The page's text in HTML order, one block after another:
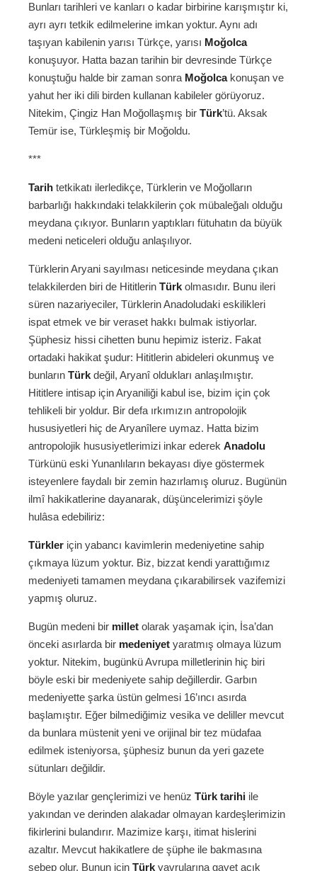
Bunları tarihleri ve kanları o kadar birbirine karışmıştır ki,
ayrı ayrı tetkik edilmelerine imkan yoktur. Aynı adı
taşıyan kabilenin yarısı Türkçe, yarısı Moğolca
konuşuyor. Hatta bazan tarihin bir devresinde Türkçe
konuştuğu halde bir zaman sonra Moğolcakonuşan ve
yahut her iki dili birden kullanan kabileler görüyoruz.
Nitekim, Çingiz Han Moğollaşmış bir Türk’tü. Aksak
Temür ise, Türkleşmiş bir Moğoldu.
***
Tarih tetkikatı ilerledikçe, Türklerin ve Moğolların
barbarlığı hakkındaki telakkilerin çok mübaleğalı olduğu
meydana çıkıyor. Bunların yaptıkları fütuhatın da büyük
medeni neticeleri olduğu anlaşılıyor.
Türklerin Aryani sayılması neticesinde meydana çıkan
telakkilerden biri de Hititlerin Türk olmasıdır. Bunu ileri
süren nazariyeciler, Türklerin Anadoludaki eskilikleri
ispat etmek ve bir veraset hakkı bulmak istiyorlar.
Şüphesiz hissi cihetten bunu hepimiz isteriz. Fakat
ortadaki hakikat şudur: Hititlerin abideleri okunmuş ve
bunların Türk değil, Aryanî oldukları anlaşılmıştır.
Hititlere intisap için Aryaniliği kabul ise, bizim için çok
tehlikeli bir yoldur. Bir defa ırkımızın antropolojik
hususiyetleri hiç de Aryanîlere uymaz. Hatta bizim
antropolojik hususiyetlerimizi inkar ederek Anadolu
Türkünü eski Yunanlıların bekayası diye göstermek
isteyenlere faydalı bir zemin hazırlamış oluruz. Bugünün
ilmî hakikatlerine dayanarak, düşüncelerimizi şöyle
hulâsa edebiliriz:
Türkler için yabancı kavimlerin medeniyetine sahip
çıkmaya lüzum yoktur. Biz, bizzat kendi yarattığımız
medeniyeti tamamen meydana çıkarabilirsek vazifemizi
yapmış oluruz.
Bugün medeni bir millet olarak yaşamak için, İsa’dan
önceki asırlarda bir medeniyet yaratmış olmaya lüzum
yoktur. Nitekim, bugünkü Avrupa milletlerinin hiç biri
böyle eski bir medeniyete sahip değillerdir. Garbın
medeniyette şarka üstün gelmesi 16’ıncı asırda
başlamıştır. Eğer bilmediğimiz vesika ve deliller mevcut
da bunlara müstenit yeni ve orijinal bir tez müdafaa
edilmek isteniyorsa, şüphesiz bunun da yeri gazete
sütunları değildir.
Böyle yazılar gençlerimizi ve henüz Türk tarihi ile
yakından ve derinden alakadar olmayan kardeşlerimizin
fikirlerini bulandırır. Mazimize karşı, itimat hislerini
azaltır. Mevcut hakikatlere de şüphe ile bakmasına
sebep olur. Bunun için Türk yavrularına gayet açık